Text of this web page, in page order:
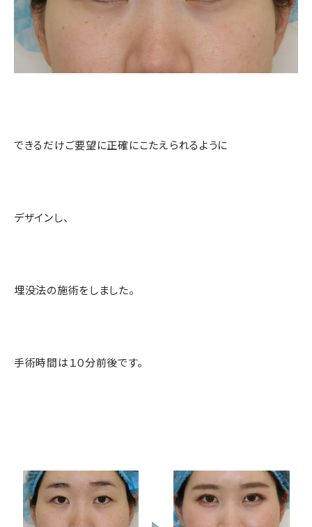
できるだけご要望に正確にこたえられるように
デザインし、
埋没法の施術をしました。
手術時間は１０分前後です。